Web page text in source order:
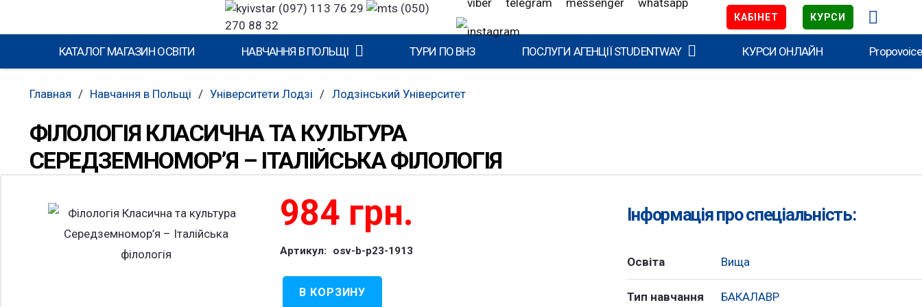
(097) 113 76 29
(050)
270 88 32
КАБІНЕТ КУРСИ
КАТАЛОГ МАГАЗИН ОСВІТИ НАВЧАННЯ В ПОЛЬЩІ ТУРИ ПО ВНЗ ПОСЛУГИ АГЕНЦІЇ STUDENTWAY КУРСИ ОНЛАЙН
Главная / Навчання в Польщі / Університети Лодзі / Лодзінський Університет
ФІЛОЛОГІЯ КЛАСИЧНА ТА КУЛЬТУРА
СЕРЕДЗЕМНОМОР’Я – ІТАЛІЙСЬКА ФІЛОЛОГІЯ
984 грн.
Артикул: osv-b-p23-1913
В КОРЗИНУ
Інформація про спеціальність:
Освіта Вища
Тип навчання БАКАЛАВР